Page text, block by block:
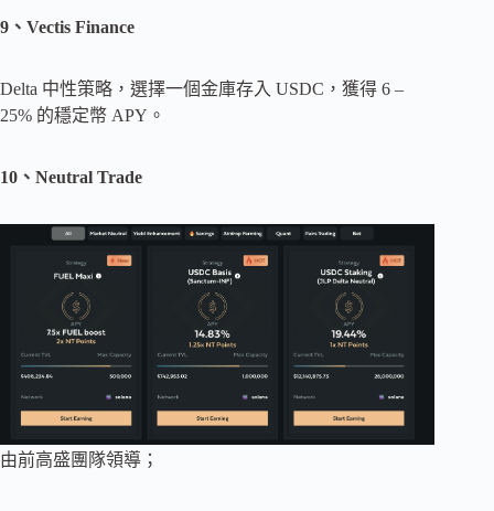
9、Vectis Finance
Delta 中性策略，選擇一個金庫存入 USDC，獲得 6 –
25% 的穩定幣 APY。
10、Neutral Trade
由前高盛團隊領導；